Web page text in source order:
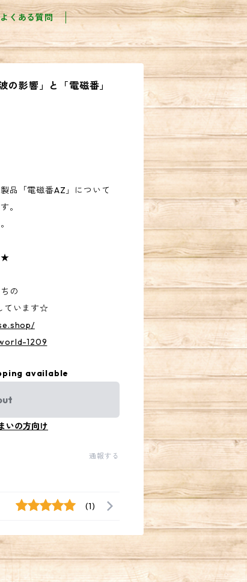
よくある質問
の影響」と「電磁番」
品「電磁番AZ」について
。
の
ています☆
1209
available
いの方向け
通報する
(1)